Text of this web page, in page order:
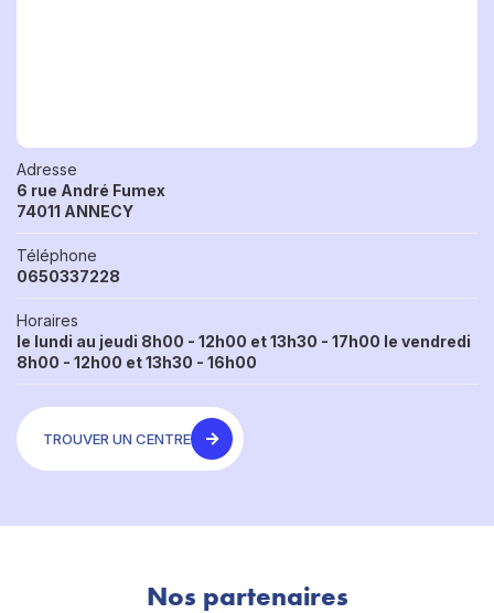
Adresse
6 rue André Fumex
74011 ANNECY
Téléphone
0650337228
Horaires
le lundi au jeudi 8h00 - 12h00 et 13h30 - 17h00 le vendredi
8h00 - 12h00 et 13h30 - 16h00
TROUVER UN CENTRE
Nos partenaires